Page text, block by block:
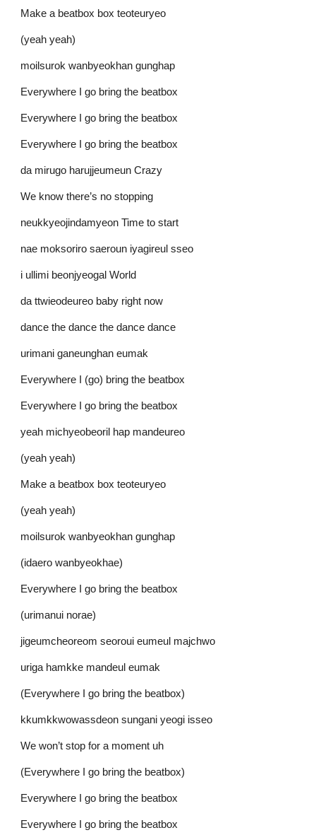
Make a beatbox box teoteuryeo
(yeah yeah)
moilsurok wanbyeokhan gunghap
Everywhere I go bring the beatbox
Everywhere I go bring the beatbox
Everywhere I go bring the beatbox
da mirugo harujjeumeun Crazy
We know there’s no stopping
neukkyeojindamyeon Time to start
nae moksoriro saeroun iyagireul sseo
i ullimi beonjyeogal World
da ttwieodeureo baby right now
dance the dance the dance dance
urimani ganeunghan eumak
Everywhere I (go) bring the beatbox
Everywhere I go bring the beatbox
yeah michyeobeoril hap mandeureo
(yeah yeah)
Make a beatbox box teoteuryeo
(yeah yeah)
moilsurok wanbyeokhan gunghap
(idaero wanbyeokhae)
Everywhere I go bring the beatbox
(urimanui norae)
jigeumcheoreom seoroui eumeul majchwo
uriga hamkke mandeul eumak
(Everywhere I go bring the beatbox)
kkumkkwowassdeon sungani yeogi isseo
We won’t stop for a moment uh
(Everywhere I go bring the beatbox)
Everywhere I go bring the beatbox
Everywhere I go bring the beatbox